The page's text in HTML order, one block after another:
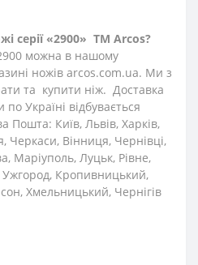
серії «2900» ТМ Arcos?
можна в нашому
ножів arcos.com.ua. Ми з
та купити ніж. Доставка
Україні відбувається
Пошта: Київ, Львів, Харків,
Черкаси, Вінниця, Чернівці,
Маріуполь, Луцьк, Рівне,
Кропивницький,
Хмельницький, Чернігів